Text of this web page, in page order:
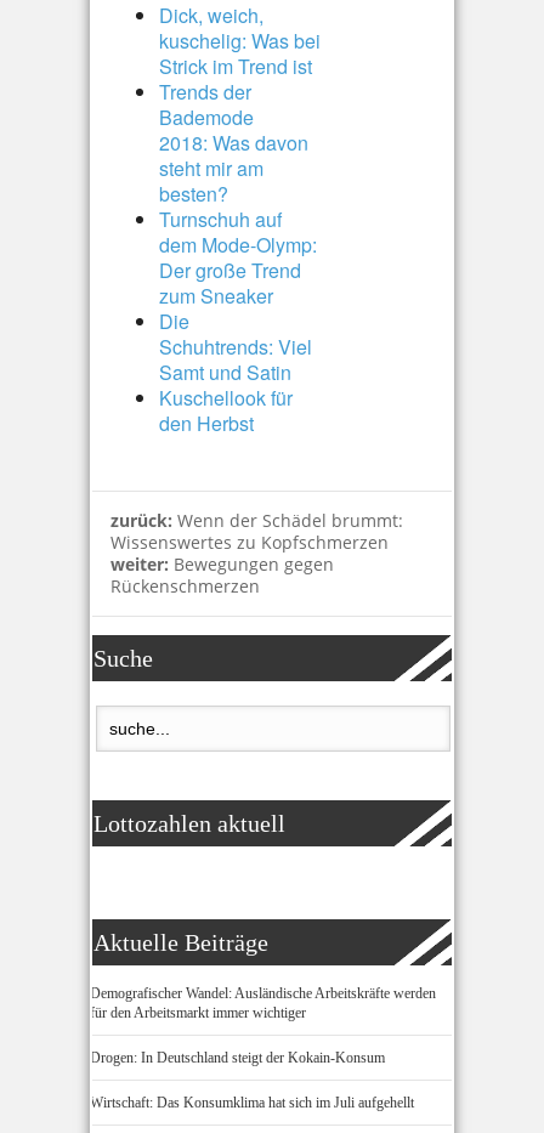
Dick, weich,
kuschelig: Was bei
Strick im Trend ist
Trends der
Bademode
2018: Was davon
steht mir am
besten?
Turnschuh auf
dem Mode-Olymp:
Der große Trend
zum Sneaker
Die
Schuhtrends: Viel
Samt und Satin
Kuschellook für
den Herbst
zurück: Wenn der Schädel brummt:
Wissenswertes zu Kopfschmerzen
weiter: Bewegungen gegen
Rückenschmerzen
Suche
Lottozahlen aktuell
Aktuelle Beiträge
Demografischer Wandel: Ausländische Arbeitskräfte werden
für den Arbeitsmarkt immer wichtiger
Drogen: In Deutschland steigt der Kokain-Konsum
Wirtschaft: Das Konsumklima hat sich im Juli aufgehellt